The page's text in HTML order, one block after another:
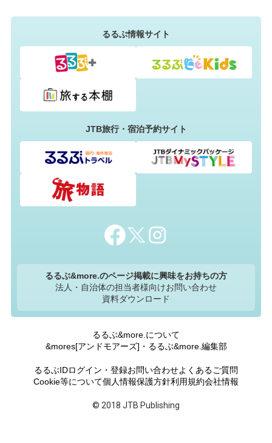
るるぶ情報サイト
JTB旅行・宿泊予約サイト
るるぶ&more.のページ掲載に興味をお持ちの方
法人・自治体の担当者様向けお問い合わせ
資料ダウンロード
るるぶ&more.について
&mores[アンドモアーズ]・るるぶ&more.編集部
るるぶIDログイン・登録お問い合わせよくあるご質問
Cookie等について個人情報保護方針利用規約会社情報
© 2018 JTB Publishing